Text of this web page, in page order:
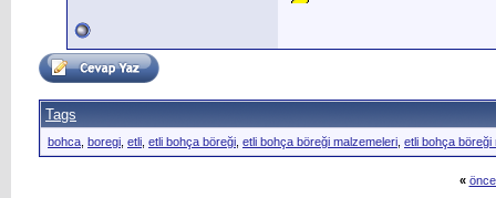
Tags
bohca boregi etli etli bohça böreği etli bohça böreği malzemeleri etli bohça böreği
«